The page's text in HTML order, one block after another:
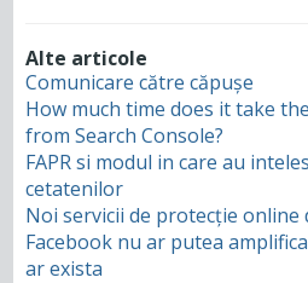
Alte articole
Comunicare către căpușe
How much time does it take
from Search Console?
FAPR si modul in care au
cetatenilor
Noi servicii de protecție online
Facebook nu ar putea
ar exista